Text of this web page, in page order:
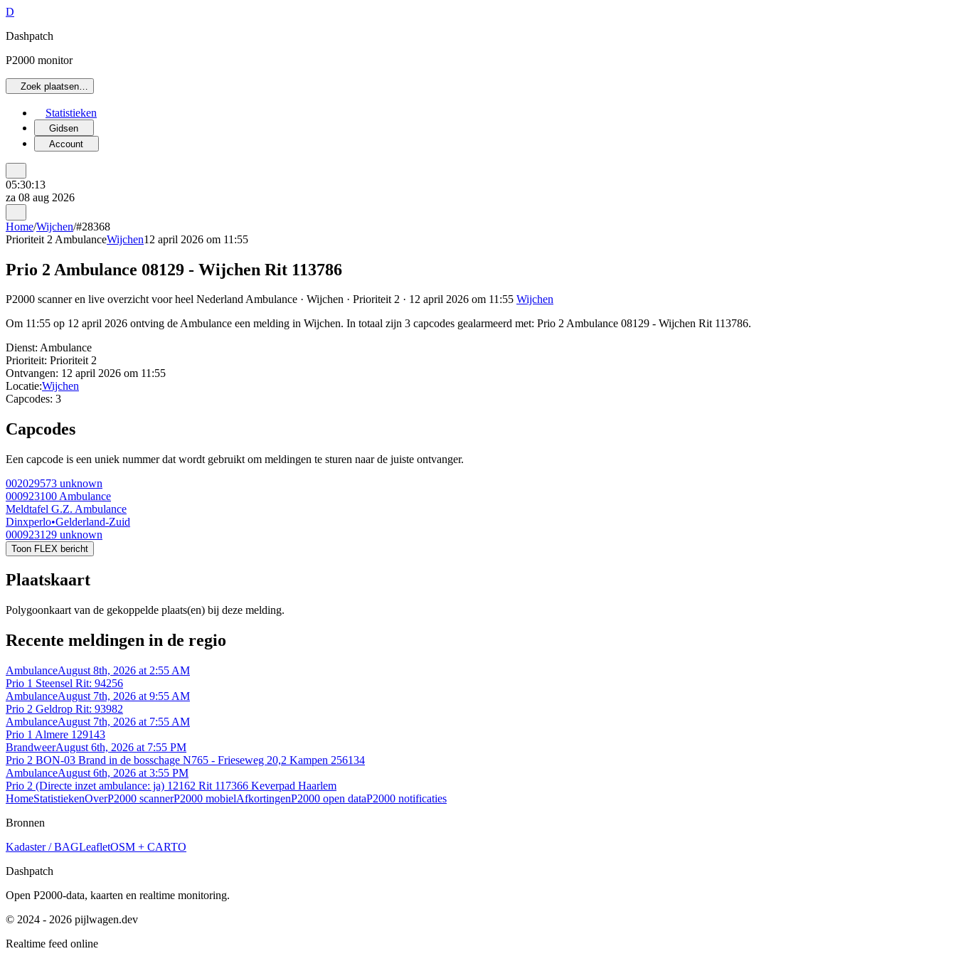
D
Dashpatch
P2000 monitor
Zoek plaatsen…
Statistieken
Gidsen
Account
05:30:13
za 08 aug 2026
Home/Wijchen/#28368
Prioriteit 2 AmbulanceWijchen12 april 2026 om 11:55
Prio 2 Ambulance 08129 - Wijchen Rit 113786
P2000 scanner en live overzicht voor heel Nederland Ambulance · Wijchen · Prioriteit 2 · 12 april 2026 om 11:55 Wijchen
Om 11:55 op 12 april 2026 ontving de Ambulance een melding in Wijchen. In totaal zijn 3 capcodes gealarmeerd met: Prio 2 Ambulance 08129 - Wijchen Rit 113786.
Dienst: Ambulance
Prioriteit: Prioriteit 2
Ontvangen: 12 april 2026 om 11:55
Locatie:Wijchen
Capcodes: 3
Capcodes
Een capcode is een uniek nummer dat wordt gebruikt om meldingen te sturen naar de juiste ontvanger.
002029573 unknown
000923100 Ambulance
Meldtafel G.Z. Ambulance
Dinxperlo•Gelderland-Zuid
000923129 unknown
Toon FLEX bericht
Plaatskaart
Polygoonkaart van de gekoppelde plaats(en) bij deze melding.
Recente meldingen in de regio
AmbulanceAugust 8th, 2026 at 2:55 AM
Prio 1 Steensel Rit: 94256
AmbulanceAugust 7th, 2026 at 9:55 AM
Prio 2 Geldrop Rit: 93982
AmbulanceAugust 7th, 2026 at 7:55 AM
Prio 1 Almere 129143
BrandweerAugust 6th, 2026 at 7:55 PM
Prio 2 BON-03 Brand in de bosschage N765 - Frieseweg 20,2 Kampen 256134
AmbulanceAugust 6th, 2026 at 3:55 PM
Prio 2 (Directe inzet ambulance: ja) 12162 Rit 117366 Keverpad Haarlem
HomeStatistiekenOverP2000 scannerP2000 mobielAfkortingenP2000 open dataP2000 notificaties
Bronnen
Kadaster / BAGLeafletOSM + CARTO
Dashpatch
Open P2000-data, kaarten en realtime monitoring.
© 2024 - 2026 pijlwagen.dev
Realtime feed online